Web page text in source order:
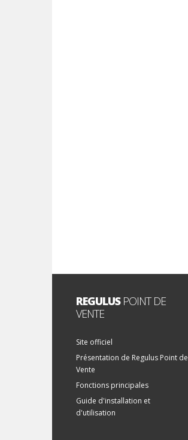
REGULUSPOINT DE
VENTE
Site officiel
Présentation de Regulus Point de
Vente
Fonctions principales
Guide d'installation et
d'utilisation